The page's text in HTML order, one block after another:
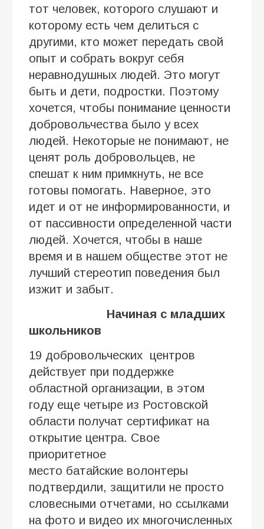
тот человек, которого слушают и
которому есть чем делиться с
другими, кто может передать свой
опыт и собрать вокруг себя
неравнодушных людей. Это могут
быть и дети, подростки. Поэтому
хочется, чтобы понимание ценности
добровольчества было у всех
людей. Некоторые не понимают, не
ценят роль добровольцев, не
спешат к ним примкнуть, не все
готовы помогать. Наверное, это
идет и от не информированности, и
от пассивности определенной части
людей. Хочется, чтобы в наше
время и в нашем обществе этот не
лучший стереотип поведения был
изжит и забыт.
Начиная с младших
школьников
19 добровольческих центров
действует при поддержке
областной организации, в этом
году еще четыре из Ростовской
области получат сертификат на
открытие центра. Свое
приоритетное
место батайские волонтеры
подтвердили, защитили не просто
словесными отчетами, но ссылками
на фото и видео их многочисленных